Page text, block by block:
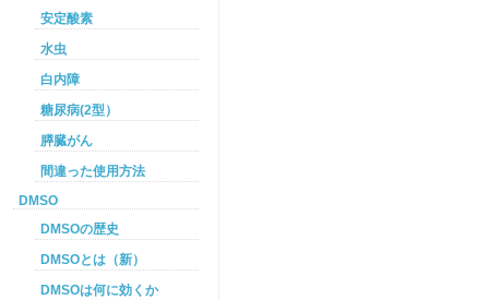
安定酸素
水虫
白内障
糖尿病(2型）
膵臓がん
間違った使用方法
DMSO
DMSOの歴史
DMSOとは（新）
DMSOは何に効くか